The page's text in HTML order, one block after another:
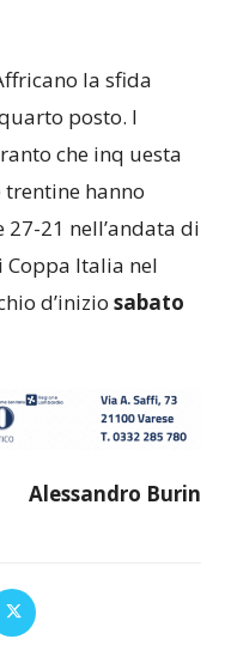
la sfida
posto. I
che inq uesta
hanno
21 nell’andata di
Coppa Italia nel
d’inizio sabato
Alessandro Burin